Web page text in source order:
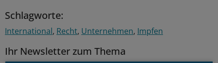
Schlagworte:
International Recht Unternehmen Impfen
Ihr Newsletter zum Thema